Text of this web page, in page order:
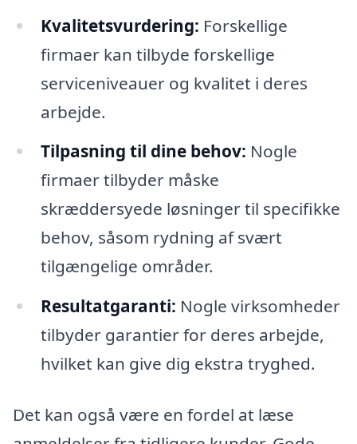
Kvalitetsvurdering: Forskellige
firmaer kan tilbyde forskellige
serviceniveauer og kvalitet i deres
arbejde.
Tilpasning til dine behov: Nogle
firmaer tilbyder måske
skræddersyede løsninger til specifikke
behov, såsom rydning af svært
tilgængelige områder.
Resultatgaranti: Nogle virksomheder
tilbyder garantier for deres arbejde,
hvilket kan give dig ekstra tryghed.
Det kan også være en fordel at læse